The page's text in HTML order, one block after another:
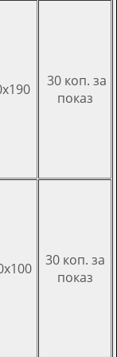
30 коп. за
показ
30 коп. за
показ